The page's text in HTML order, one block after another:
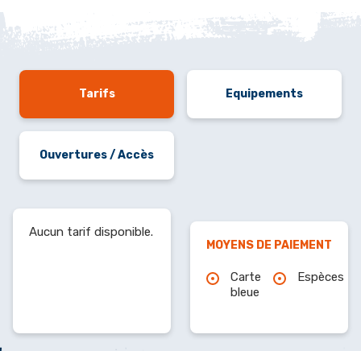
Tarifs Equipements
Ouvertures / Accès
Aucun tarif disponible.
MOYENS DE PAIEMENT
Carte
bleue
Espèces